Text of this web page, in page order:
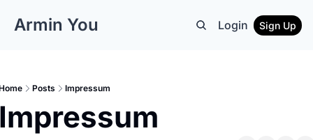
Armin You Login Sign Up
Posts Impressum